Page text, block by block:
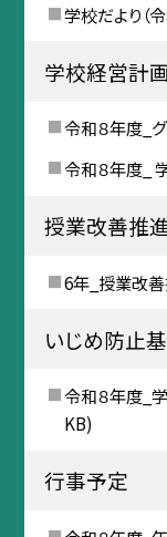
学校だより（
学校経営計
令和８年度_
令和８年度_
授業改善推
6年_授業改善
いじめ防止
令和８年度_
KB)
行事予定